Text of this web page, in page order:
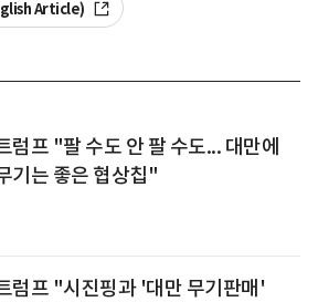
Article)
럼프 "팔 수도 안 팔 수도... 대만에
기는 좋은 협상칩"
럼프 "시진핑과 '대만 무기판매'